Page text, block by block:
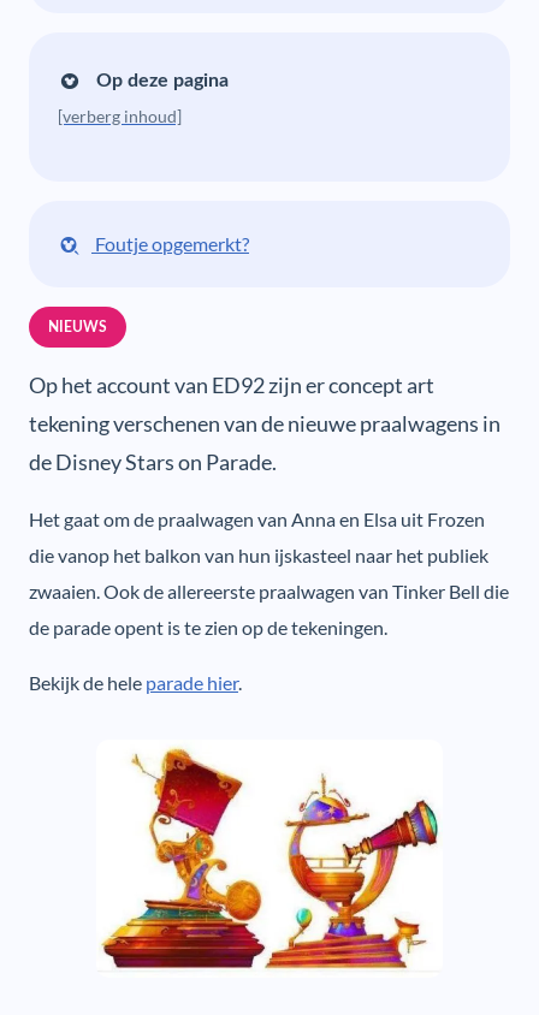
Op deze pagina
[verberg inhoud]
Foutje opgemerkt?
NIEUWS
Op het account van ED92 zijn er concept art
tekening verschenen van de nieuwe praalwagens in
de Disney Stars on Parade.
Het gaat om de praalwagen van Anna en Elsa uit Frozen
die vanop het balkon van hun ijskasteel naar het publiek
zwaaien. Ook de allereerste praalwagen van Tinker Bell die
de parade opent is te zien op de tekeningen.
Bekijk de hele parade hier.